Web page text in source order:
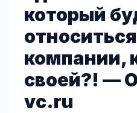
который
компании,
своей?! —
vc.ru